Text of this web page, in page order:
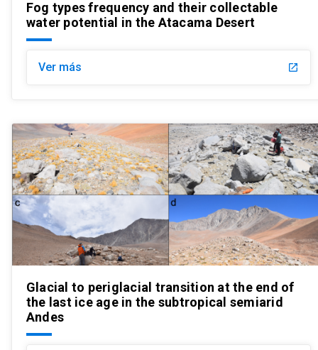
Fog types frequency and their collectable
water potential in the Atacama Desert
Ver más launch
Glacial to periglacial transition at the end of
the last ice age in the subtropical semiarid
Andes